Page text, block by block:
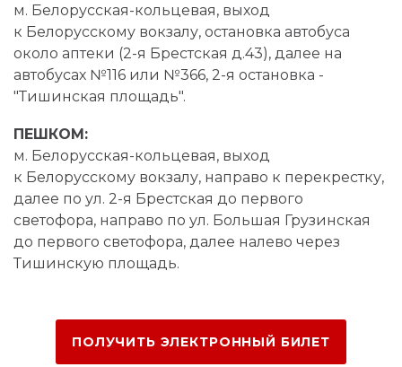
м. Белорусская-кольцевая, выход
к Белорусскому вокзалу, остановка автобуса
около аптеки (2-я Брестская д.43), далее на
автобусах №116 или №366, 2-я остановка -
"Тишинская площадь".
ПЕШКОМ:
м. Белорусская-кольцевая, выход
к Белорусскому вокзалу, направо к перекрестку,
далее по ул. 2-я Брестская до первого
светофора, направо по ул. Большая Грузинская
до первого светофора, далее налево через
Тишинскую площадь.
ПОЛУЧИТЬ ЭЛЕКТРОННЫЙ БИЛЕТ